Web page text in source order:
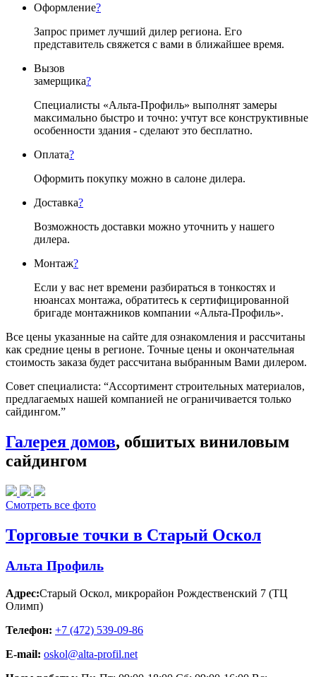
Оформление?
Запрос примет лучший дилер региона. Его
представитель свяжется с вами в ближайшее время.
Вызов
замерщика?
Специалисты «Альта-Профиль» выполнят замеры
максимально быстро и точно: учтут все конструктивные
особенности здания - сделают это бесплатно.
Оплата?
Оформить покупку можно в салоне дилера.
Доставка?
Возможность доставки можно уточнить у нашего
дилера.
Монтаж?
Если у вас нет времени разбираться в тонкостях и
нюансах монтажа, обратитесь к сертифицированной
бригаде монтажников компании «Альта-Профиль».
Все цены указанные на сайте для ознакомления и рассчитаны
как средние цены в регионе. Точные цены и окончательная
стоимость заказа будет рассчитана выбранным Вами дилером.
Совет специалиста: “Ассортимент строительных материалов,
предлагаемых нашей компанией не ограничивается только
сайдингом.”
Галерея домов, обшитых виниловым
сайдингом
Смотреть все фото
Торговые точки в Старый Оскол
Альта Профиль
Адрес:Старый Оскол, микрорайон Рождественский 7 (ТЦ
Олимп)
Телефон: +7 (472) 539-09-86
E-mail: oskol@alta-profil.net